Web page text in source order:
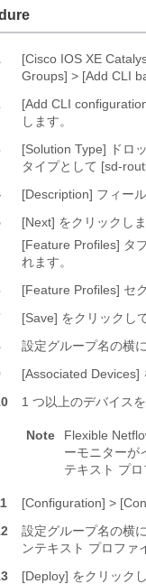
[Cisco IOS XE
Groups] > [Add CLI
[Add CLI
します。
[Solution Type] ドロ
タイプとして [sd-
[Description] フィー
[Next] をクリックしま
[Feature Profiles] タ
れます。
[Feature Profiles] セ
[Save] をクリックし
設定グループ名の横
[Associated Devices]
1 つ以上のデバイス
Note
Flexible
ーモニターが
テキスト プ
[Configuration] >
設定グループ名の横
ンテキスト プロファ
[Deploy] をクリック